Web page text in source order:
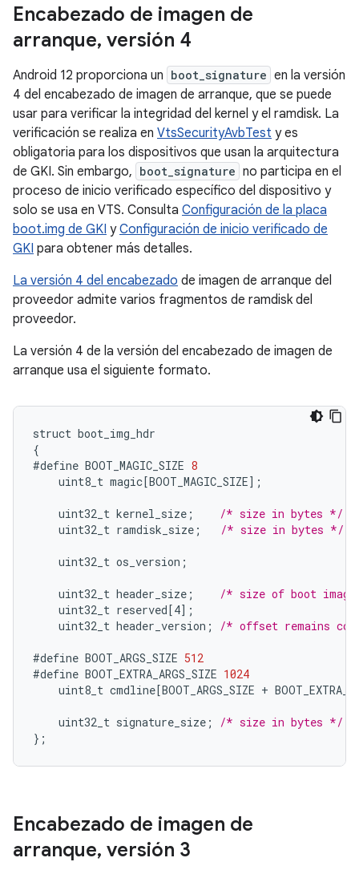
Encabezado de imagen de
arranque, versión 4
Android 12 proporciona un boot_signature en la versión
4 del encabezado de imagen de arranque, que se puede
usar para verificar la integridad del kernel y el ramdisk. La
verificación se realiza en VtsSecurityAvbTest y es
obligatoria para los dispositivos que usan la arquitectura
de GKI. Sin embargo, boot_signature no participa en el
proceso de inicio verificado específico del dispositivo y
solo se usa en VTS. Consulta Configuración de la placa
boot.img de GKI yConfiguración de inicio verificado de
GKI para obtener más detalles.
La versión 4 del encabezado de imagen de arranque del
proveedor admite varios fragmentos de ramdisk del
proveedor.
La versión 4 de la versión del encabezado de imagen de
arranque usa el siguiente formato.
struct boot_img_hdr
{
#define BOOT_MAGIC_SIZE 8
uint8_t magic[BOOT_MAGIC_SIZE] ;
uint32_t kernel_size ;
/* size in bytes */
uint32_t ramdisk_size ; /* size in bytes */
uint32_t os_version ;
uint32_t header_size ;
/* size of boot
uint32_t reserved[4] ;
uint32_t header_version ; /* offset remains
#define BOOT_ARGS_SIZE 512
#define BOOT_EXTRA_ARGS_SIZE 1024
uint8_t cmdline[BOOT_ARGS_SIZE +
uint32_t signature_size ;
/* size in bytes */
} ;
Encabezado de imagen de
arranque, versión 3